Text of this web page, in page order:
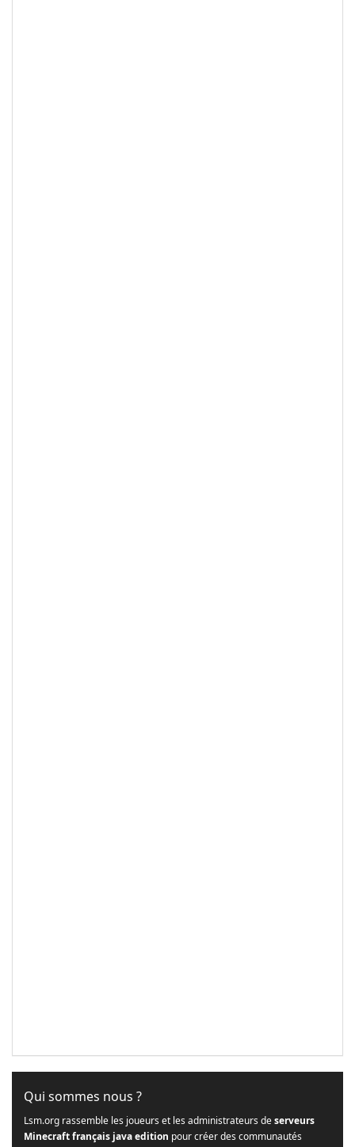
Qui sommes nous ?
Lsm.org rassemble les joueurs et les administrateurs deserveurs
Minecraft français java edition pour créer des communautés